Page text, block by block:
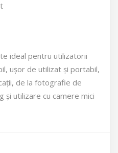
ideal pentru utilizatorii
ușor de utilizat și portabil,
de la fotografie de
utilizare cu camere mici